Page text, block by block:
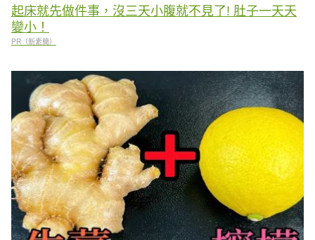
起床就先做件事，沒三天小腹就不見了! 肚子一天天
變小！
PR（新素簡）